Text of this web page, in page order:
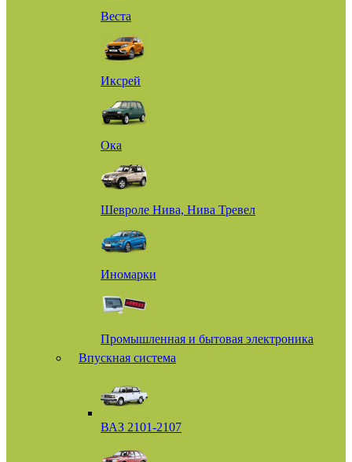
Веста
Иксрей
Ока
Шевроле Нива, Нива Тревел
Иномарки
Промышленная и бытовая электроника
Впускная система
ВАЗ 2101-2107